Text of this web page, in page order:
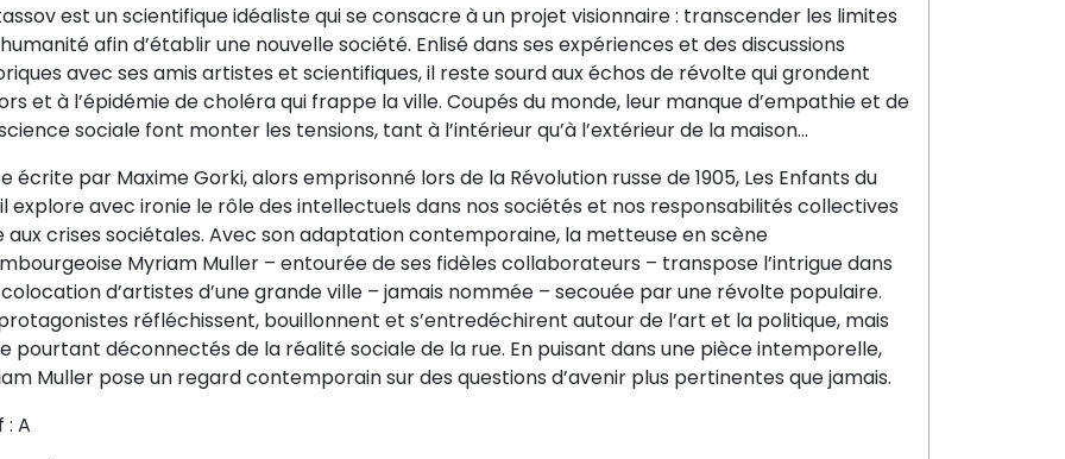
est un scientifique idéaliste qui se consacre à un projet visionnaire : transcender les limites
afin d’établir une nouvelle société. Enlisé dans ses expériences et des discussions
avec ses amis artistes et scientifiques, il reste sourd aux échos de révolte qui grondent
et à l’épidémie de choléra qui frappe la ville. Coupés du monde, leur manque d’empathie et de
sociale font monter les tensions, tant à l’intérieur qu’à l’extérieur de la maison…
écrite par Maxime Gorki, alors emprisonné lors de la Révolution russe de 1905, Les Enfants du
explore avec ironie le rôle des intellectuels dans nos sociétés et nos responsabilités collectives
aux crises sociétales. Avec son adaptation contemporaine, la metteuse en scène
Myriam Muller – entourée de ses fidèles collaborateurs – transpose l’intrigue dans
d’artistes d’une grande ville – jamais nommée – secouée par une révolte populaire.
réfléchissent, bouillonnent et s’entredéchirent autour de l’art et la politique, mais
pourtant déconnectés de la réalité sociale de la rue. En puisant dans une pièce intemporelle,
Muller pose un regard contemporain sur des questions d’avenir plus pertinentes que jamais.
: A